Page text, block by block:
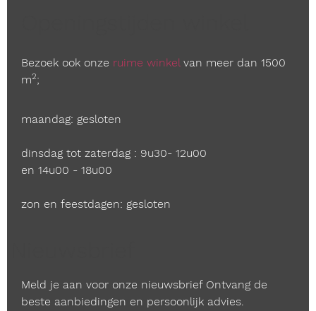
Bezoek ook onze ruime winkel van meer dan 1500
m2;
maandag: gesloten
dinsdag tot zaterdag : 9u30- 12u00
en 14u00 - 18u00
zon en feestdagen: gesloten
Meld je aan voor onze nieuwsbrief Ontvang de
beste aanbiedingen en persoonlijk advies.